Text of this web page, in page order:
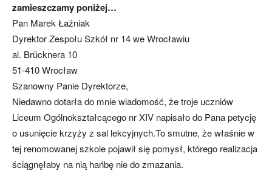
zamieszczamy poniżej…
Pan Marek Łaźniak
Dyrektor Zespołu Szkół nr 14 we Wrocławiu
al. Brücknera 10
51-410 Wrocław
Szanowny Panie Dyrektorze,
Niedawno dotarła do mnie wiadomość, że troje uczniów
Liceum Ogólnokształcącego nr XIV napisało do Pana petycję
o usunięcie krzyży z sal lekcyjnych.To smutne, że właśnie w
tej renomowanej szkole pojawił się pomysł, którego realizacja
ściągnęłaby na nią hańbę nie do zmazania.